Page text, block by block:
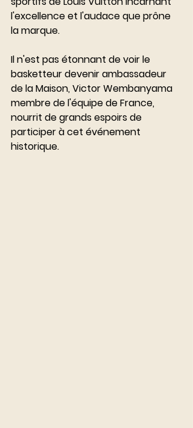
l'excellence et l'audace que prône
la marque.
Il n'est pas étonnant de voir le
basketteur devenir ambassadeur
de la Maison, Victor Wembanyama
membre de l'équipe de France,
nourrit de grands espoirs de
participer à cet événement
historique.